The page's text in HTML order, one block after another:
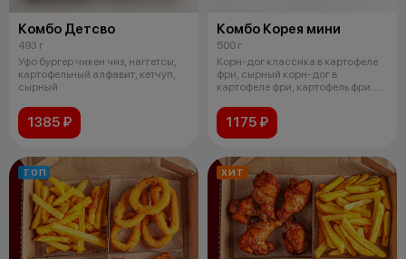
Комбо Детсво
493 г
Уфо бургер чикен чиз, наггетсы,
картофельный алфавит, кетчуп,
сырный
1385 ₽
Комбо Корея мини
500 г
Корн-дог классика в картофеле
фри, сырный корн-дог в
картофеле фри, картофель фри.
1175 ₽
ТОП ХИТ